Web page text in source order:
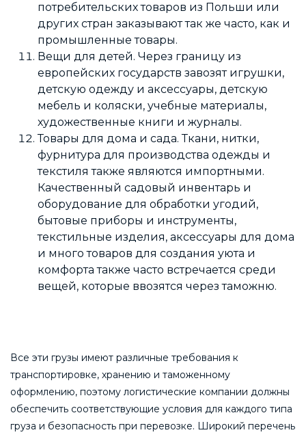
потребительских товаров из Польши или
других стран заказывают так же часто, как и
промышленные товары.
Вещи для детей. Через границу из
европейских государств завозят игрушки,
детскую одежду и аксессуары, детскую
мебель и коляски, учебные материалы,
художественные книги и журналы.
Товары для дома и сада. Ткани, нитки,
фурнитура для производства одежды и
текстиля также являются импортными.
Качественный садовый инвентарь и
оборудование для обработки угодий,
бытовые приборы и инструменты,
текстильные изделия, аксессуары для дома
и много товаров для создания уюта и
комфорта также часто встречается среди
вещей, которые ввозятся через таможню.
Все эти грузы имеют различные требования к
транспортировке, хранению и таможенному
оформлению, поэтому логистические компании должны
обеспечить соответствующие условия для каждого типа
груза и безопасность при перевозке. Широкий перечень